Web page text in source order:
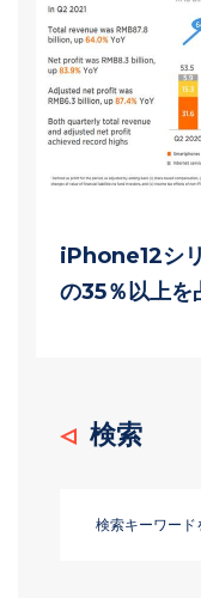
iPhone12シ
の35％以上
検索